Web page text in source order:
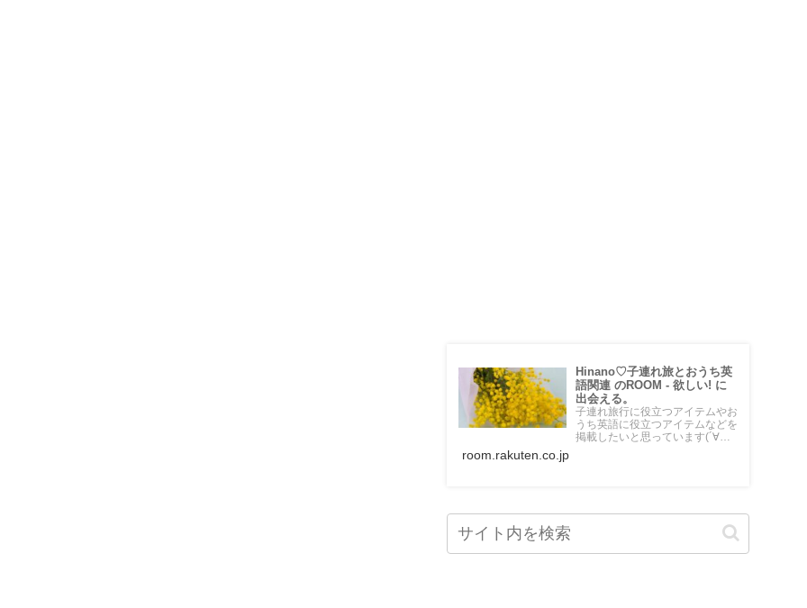
Hinano♡子連れ旅とおうち英
語関連 のROOM - 欲しい! に
出会える。
子連れ旅行に役立つアイテムやお
うち英語に役立つアイテムなどを
掲載したいと思っています(´∀｀
がよろしくお願いします✴︎
room.rakuten.co.jp